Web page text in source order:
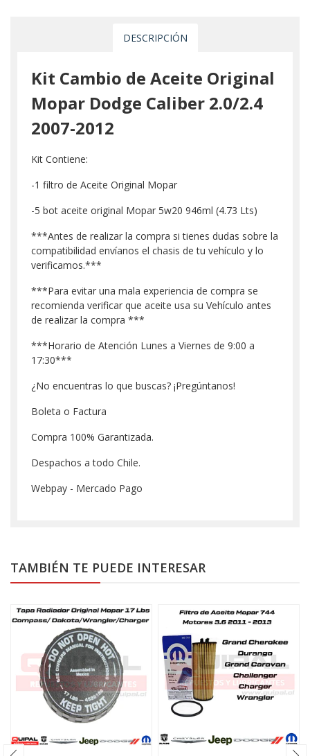
DESCRIPCIÓN
Kit Cambio de Aceite Original
Mopar Dodge Caliber 2.0/2.4
2007-2012
Kit Contiene:
-1 filtro de Aceite Original Mopar
-5 bot aceite original Mopar 5w20 946ml (4.73 Lts)
***Antes de realizar la compra si tienes dudas sobre la
compatibilidad envíanos el chasis de tu vehículo y lo
verificamos.***
***Para evitar una mala experiencia de compra se
recomienda verificar que aceite usa su Vehículo antes
de realizar la compra ***
***Horario de Atención Lunes a Viernes de 9:00 a
17:30***
¿No encuentras lo que buscas? ¡Pregúntanos!
Boleta o Factura
Compra 100% Garantizada.
Despachos a todo Chile.
Webpay - Mercado Pago
TAMBIÉN TE PUEDE INTERESAR